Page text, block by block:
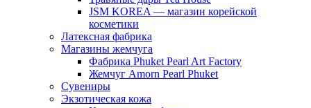
JSM KOREA — магазин корейской
косметики
Латексная фабрика
Магазины жемчуга
Фабрика Phuket Pearl Art Factory
Жемчуг Amorn Pearl Phuket
Сувениры
Экзотическая кожа